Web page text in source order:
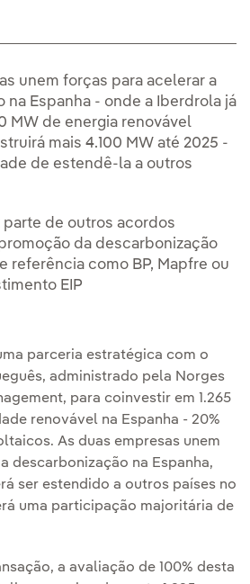
unem forças para acelerar a
na Espanha - onde a Iberdrola já
MW de energia renovável
mais 4.100 MW até 2025 -
de estendê-la a outros
parte de outros acordos
da descarbonização
referência como BP, Mapfre ou
EIP
parceria estratégica com o
administrado pela Norges
para coinvestir em 1.265
renovável na Espanha - 20%
As duas empresas unem
descarbonização na Espanha,
ser estendido a outros países no
uma participação majoritária de
a avaliação de 100% desta